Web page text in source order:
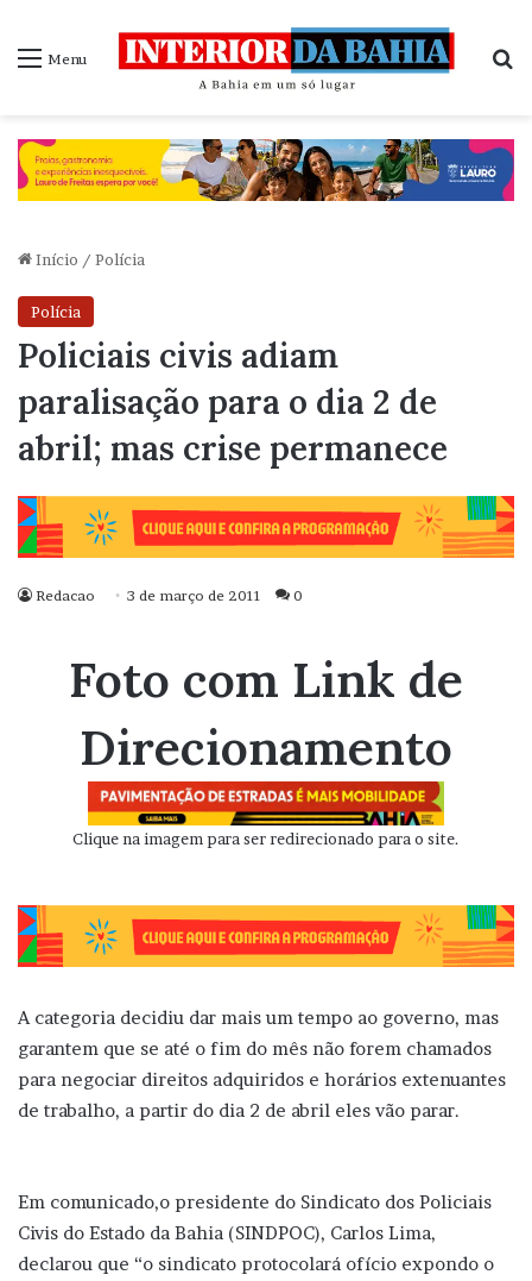
Menu
Início / Polícia
Polícia
Policiais civis adiam
paralisação para o dia 2 de
abril; mas crise permanece
Redacao 3 de março de 2011 0
Foto com Link de
Direcionamento
Clique na imagem para ser redirecionado para o site.
A categoria decidiu dar mais um tempo ao governo, mas
garantem que se até o fim do mês não forem chamados
para negociar direitos adquiridos e horários extenuantes
de trabalho, a partir do dia 2 de abril eles vão parar.
Em comunicado,o presidente do Sindicato dos Policiais
Civis do Estado da Bahia (SINDPOC), Carlos Lima,
declarou que “o sindicato protocolará ofício expondo o